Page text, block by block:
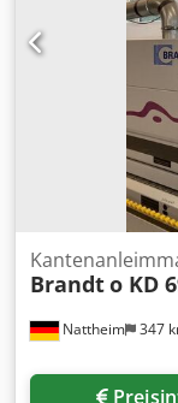
gesteuertes
LPZ/II Für den
LP163/93 (nur in
und
Fügefrässtation
zwei
Gegenlauf 1
statischem
mit ProLock-
inkl.
integrierter
Nattheim 347
Brandto KD